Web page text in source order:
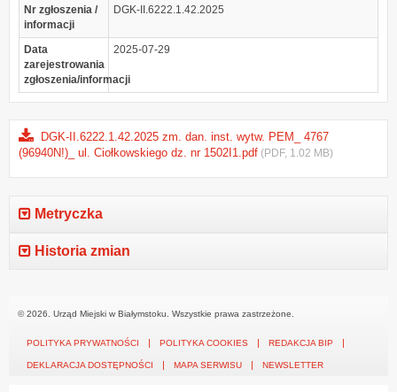
Nr zgłoszenia /
informacji
DGK-II.6222.1.42.2025
Data
zarejestrowania
zgłoszenia/informacji
2025-07-29
DGK-II.6222.1.42.2025 zm. dan. inst. wytw. PEM_ 4767
(96940N!)_ ul. Ciołkowskiego dz. nr 1502I1.pdf (PDF, 1.02 MB)
Metryczka
Historia zmian
© 2026. Urząd Miejski w Białymstoku. Wszystkie prawa zastrzeżone.
POLITYKA PRYWATNOŚCI POLITYKA COOKIES REDAKCJA BIP
DEKLARACJA DOSTĘPNOŚCI MAPA SERWISU NEWSLETTER